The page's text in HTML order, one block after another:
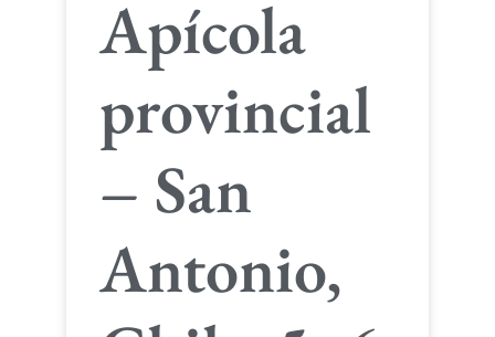
Apícola
provincial
– San
Antonio,